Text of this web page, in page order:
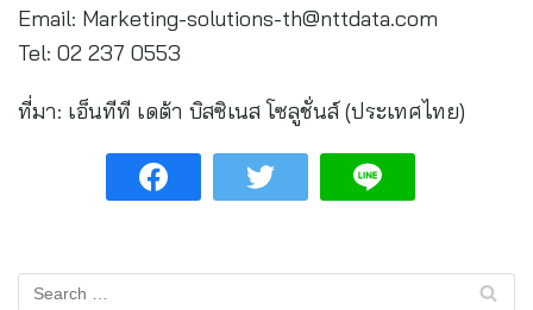
Email: Marketing-solutions-th@nttdata.com
Tel: 02 237 0553
ที่มา: เอ็นทีที เดต้า บิสซิเนส โซลูชั่นส์ (ประเทศไทย)